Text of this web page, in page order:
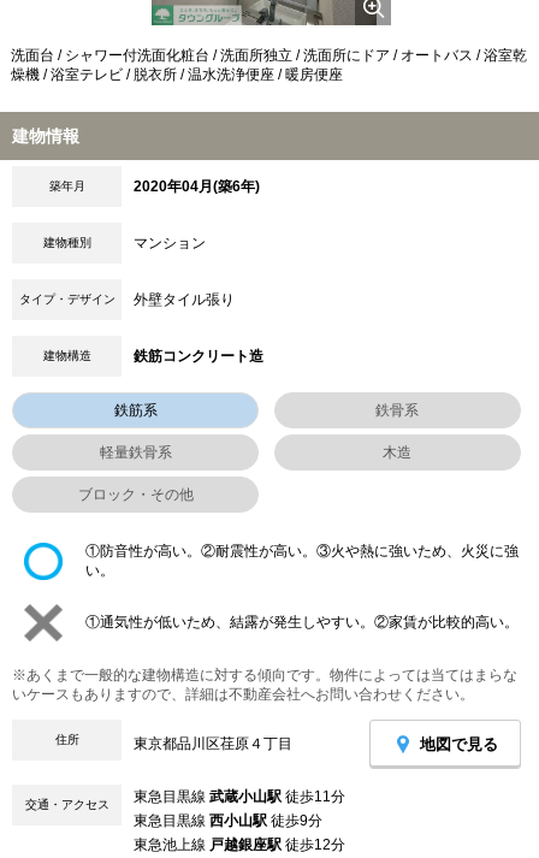
洗面台 / シャワー付洗面化粧台 / 洗面所独立 / 洗面所にドア / オートバス / 浴室乾
燥機 / 浴室テレビ / 脱衣所 / 温水洗浄便座 / 暖房便座
建物情報
築年月 2020年04月(築6年)
建物種別 マンション
タイプ・デザイン 外壁タイル張り
建物構造 鉄筋コンクリート造
鉄筋系 鉄骨系
軽量鉄骨系 木造
ブロック・その他
①防音性が高い。②耐震性が高い。③火や熱に強いため、火災に強
い。
①通気性が低いため、結露が発生しやすい。②家賃が比較的高い。
※あくまで一般的な建物構造に対する傾向です。物件によっては当てはまらな
いケースもありますので、詳細は不動産会社へお問い合わせください。
住所 東京都品川区荏原４丁目 地図で見る
交通・アクセス 東急目黒線 武蔵小山駅 徒歩11分
東急目黒線 西小山駅 徒歩9分
東急池上線 戸越銀座駅 徒歩12分